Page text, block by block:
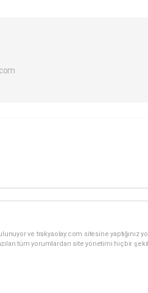
ve trakyaolay.com sitesine yaptığınız
tüm yorumlardan site yönetimi hiçbir